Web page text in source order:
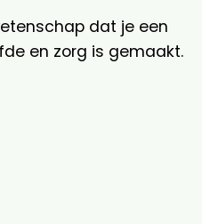
dat je een
en zorg is gemaakt.